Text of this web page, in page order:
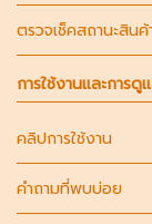
ตรวจเช็คสถานะสินค้
การใช้งานและการดู
คลิปการใช้งาน
คำถามที่พบบ่อย